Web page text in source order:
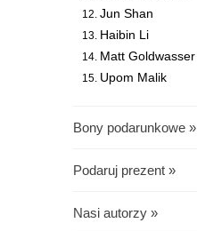
Jun Shan
Haibin Li
Matt Goldwasser
Upom Malik
Bony podarunkowe »
Podaruj prezent »
Nasi autorzy »